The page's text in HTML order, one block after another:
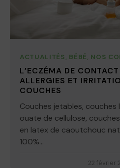
ACTUALITÉS, BÉBÉ, NOS
L’ECZÉMA DE
ALLERGIES ET
COUCHES
Couches jetables, couches
ouate de cellulose,
en latex de caoutchouc
100%...
22 février